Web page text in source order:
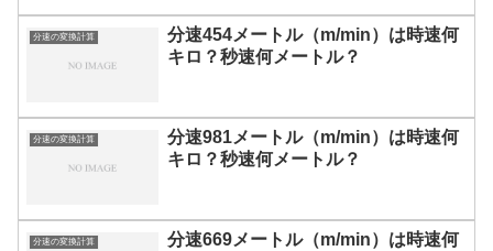
分速の変換計算
分速454メートル（m/min）は時速何
キロ？秒速何メートル？
分速の変換計算
分速981メートル（m/min）は時速何
キロ？秒速何メートル？
分速の変換計算
分速669メートル（m/min）は時速何